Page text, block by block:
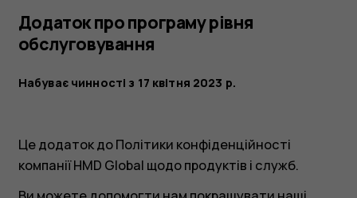
Додаток про програму рівня
обслуговування
Набуває чинності з 17 квітня 2023 р.
Це додаток до Політики конфіденційності
компанії HMD Global щодо продуктів і служб.